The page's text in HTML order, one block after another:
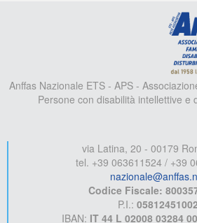
Anffas Nazionale ETS - APS -
Persone con disabilità intellettive e
via Latina, 20 - 00179
tel. +39 063611524 / +39
Codice Fiscale:
P.I.: 05812451002
IBAN: IT 44 L 02008 03284